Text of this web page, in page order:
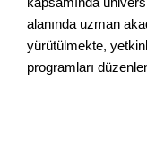
alanında uzman
yürütülmekte,
programları